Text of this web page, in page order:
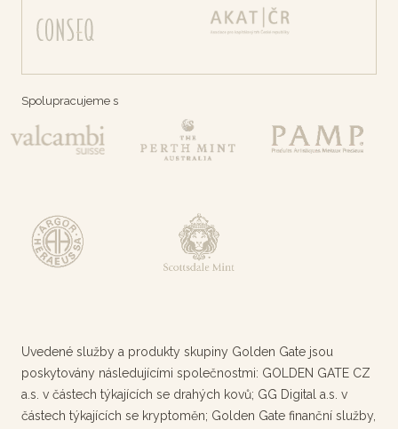
Spolupracujeme s
Uvedené služby a produkty skupiny Golden Gate jsou
poskytovány následujícími společnostmi: GOLDEN GATE CZ
a.s. v částech týkajících se drahých kovů; GG Digital a.s. v
částech týkajících se kryptoměn; Golden Gate finanční služby,